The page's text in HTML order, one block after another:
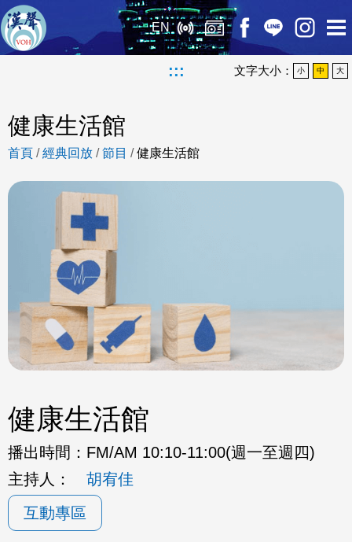
EN
::: 文字大小： 小 中 大
健康生活館
首頁 /經典回放 /節目 /健康生活館
健康生活館
播出時間： FM/AM 10:10-11:00(週一至週四)
主持人：
胡宥佳
互動專區